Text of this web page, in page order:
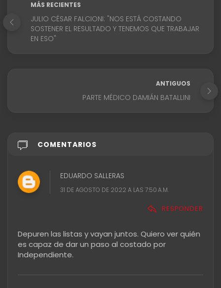
MÁS RECIENTES
JULIO CÉSAR FALCIONI: "NOS ESTÁ COSTANDO
SOSTENER EL RESULTADO Y TENEMOS QUE TRABAJAR
EN ESO"
ANTIGUOS
PARTE MÉDICO DAMIÁN BATALLINI
COMENTARIOS
EDUARDO SALLERAS
31 DE AGOSTO DE 2022 A LAS 7:50 A.M.
RESPONDER
Depuren las listas y vayan juntos. Quiero ver quién
es capaz de dar un paso al costado por
Independiente.